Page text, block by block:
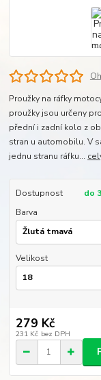
Proužky na ráfky
proužky jsou určeny
přední i zadní kolo z
stran u automobilu. V
jednu stranu ráfku...
Dostupnost
do
Barva
Velikost
279 Kč
231 Kč bez DPH